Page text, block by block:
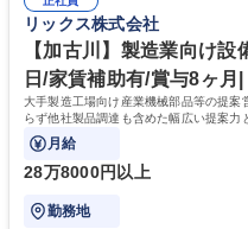
完全週休2日/1回面接
ス】チームでの製造業務となるた
取りながら、関係構築ができる方
日（2023年実績）、完全週休2日
好です。 学歴・資格 学歴：大学院 大学 高専 短大 専修学校 高校 語学力：
資格：第一種運転免許普通自動車
リックス株式会社
【加古川】製造業向け
日/家賃補助有/賞与8ヶ
大手製造工場向け産業機械部品等の提案
らず他社製品調達も含めた幅広い提案力
客の役に立つ課題解決を目指します。
月給
28万8000円以上
勤務地